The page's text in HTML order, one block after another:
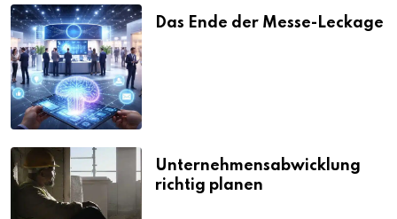
Das Ende der Messe-Leckage
Unternehmensabwicklung
richtig planen